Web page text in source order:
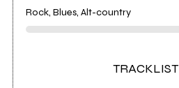
Rock, Blues, Alt-country
TRACKLIST